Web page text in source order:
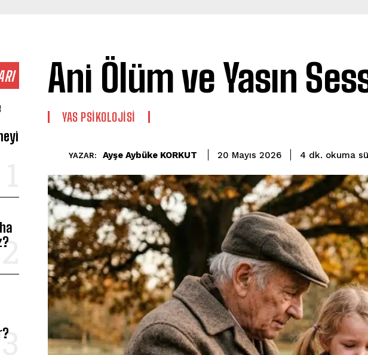
Ani Ölüm ve Yasın
YAS PSIKOLOJISI
YAZAR: Ayşe Aybüke KORKUT 20 Mayıs 2026 4 dk. okuma